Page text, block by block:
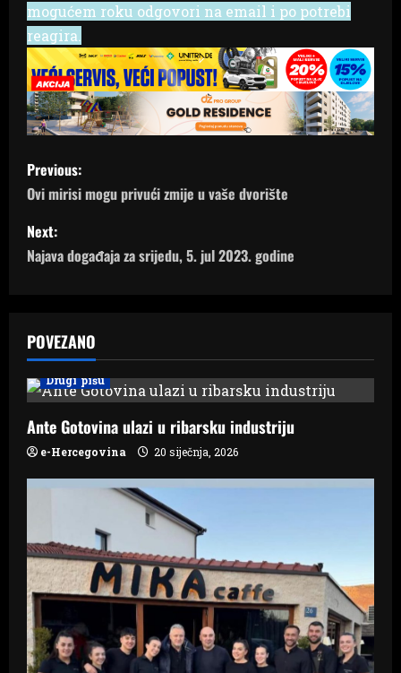
mogućem roku odgovori na email i po potrebi
reagira.
P
o
s
t
a
v
i
g
t
i
o
n
Previous:
Ovi mirisi mogu privući zmije u vaše dvorište
Next:
Najava događaja za srijedu, 5. jul 2023. godine
POVEZANO
Drugi pišu
Ante Gotovina ulazi u ribarsku industriju
e-Hercegovina 20 siječnja, 2026